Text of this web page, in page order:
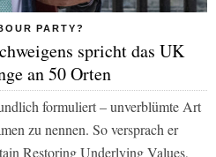
PARTY?
spricht das UK
an 50 Orten
formuliert – unverblümte Art
zu nennen. So versprach er
Restoring Underlying Values,